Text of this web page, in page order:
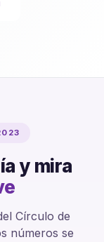
y mira
Círculo de
números se